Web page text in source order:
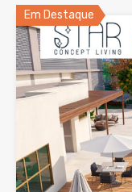
Em Destaque